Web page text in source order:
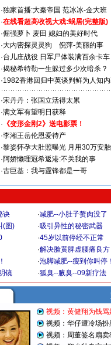
·独家首播:大秦帝国 范冰冰-金大班
·在线看超高收视大戏:蜗居(完整版)
·倔强萝卜 麦田 媳妇的美好时代
·大内密探灵灵狗
倪萍-美丽的事
·台儿庄战役 日军尸体装满百余卡车
·揭秘希特勒一生躲过多少次暗杀？
·1982香港回归中英谈判鲜为人知
·宋丹丹：张国立活得太累
·满文军有望明日获释
· 《变形金刚2》送电影票！
·李湘王岳伦恩爱待产
·黎姿怀孕大肚照曝光 月用30万安胎
·阿娇懒理冠希返港:不关我的事
·古巨基：我与霆锋都是一哥
诀 ·减肥--小肚子赘肉没了
(图) ·吸引异性的秘密武器
·45岁以前停经不正常
·解决脸黄脾虚腰痛良方
·泡脚减肥--瘦到你叫停！
镜 ·狐臭--腋臭--09新疗法